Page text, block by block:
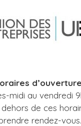
midi au vendredi
dehors de ces
rendez-vous.